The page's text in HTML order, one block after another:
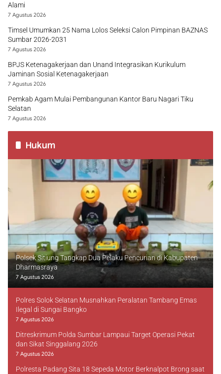
Alami
7 Agustus 2026
Timsel Umumkan 25 Nama Lolos Seleksi Calon Pimpinan BAZNAS
Sumbar 2026-2031
7 Agustus 2026
BPJS Ketenagakerjaan dan Unand Integrasikan Kurikulum
Jaminan Sosial Ketenagakerjaan
7 Agustus 2026
Pemkab Agam Mulai Pembangunan Kantor Baru Nagari Tiku
Selatan
7 Agustus 2026
Hukum
Polsek Sitiung Tangkap Dua Pelaku Pencurian di Kabupaten
Dharmasraya
7 Agustus 2026
Polres Solok Selatan Musnahkan Peralatan Tambang Emas
Ilegal di Sungai Bangko
7 Agustus 2026
Ditreskrimum Polda Sumbar Lampaui Target Operasi Pekat
dan Sikat Singgalang 2026
7 Agustus 2026
Polresta Padang Sita 18 Sepeda Motor Berknalpot Brong saat